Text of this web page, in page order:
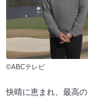
©ABCテレビ
快晴に恵まれ、最高